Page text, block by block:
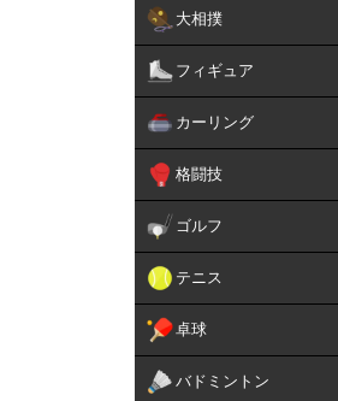
大相撲
フィギュア
カーリング
格闘技
ゴルフ
テニス
卓球
バドミントン